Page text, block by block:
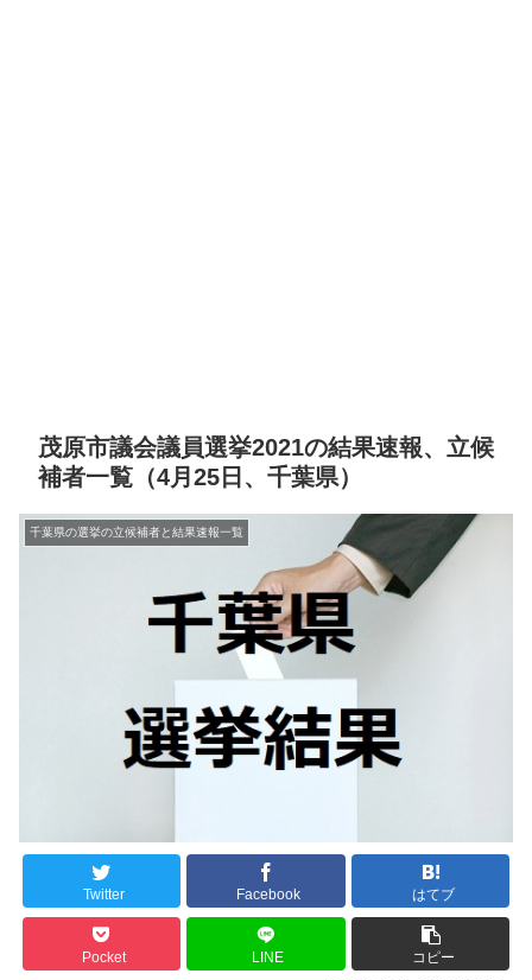
茂原市議会議員選挙2021の結果速報、立候
補者一覧（4月25日、千葉県）
千葉県の選挙の立候補者と結果速報一覧
Twitter Facebook はてブ
Pocket LINE コピー